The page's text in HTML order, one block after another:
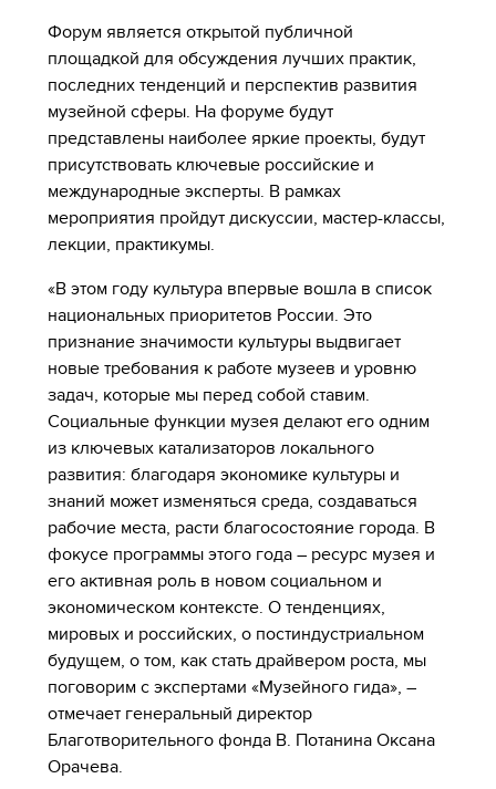
Форум является открытой публичной
площадкой для обсуждения лучших практик,
последних тенденций и перспектив развития
музейной сферы. На форуме будут
представлены наиболее яркие проекты, будут
присутствовать ключевые российские и
международные эксперты. В рамках
мероприятия пройдут дискуссии, мастер-классы,
лекции, практикумы.
«В этом году культура впервые вошла в список
национальных приоритетов России. Это
признание значимости культуры выдвигает
новые требования к работе музеев и уровню
задач, которые мы перед собой ставим.
Социальные функции музея делают его одним
из ключевых катализаторов локального
развития: благодаря экономике культуры и
знаний может изменяться среда, создаваться
рабочие места, расти благосостояние города. В
фокусе программы этого года – ресурс музея и
его активная роль в новом социальном и
экономическом контексте. О тенденциях,
мировых и российских, о постиндустриальном
будущем, о том, как стать драйвером роста, мы
поговорим с экспертами «Музейного гида», –
отмечает генеральный директор
Благотворительного фонда В. Потанина Оксана
Орачева.